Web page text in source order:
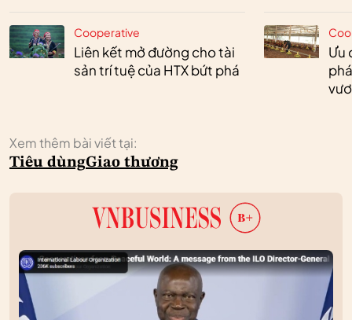
Cooperative
Liên kết mở đường cho tài
sản trí tuệ của HTX bứt phá
Ưu
Xem thêm bài viết tại:
Tiêu dùngGiao thương